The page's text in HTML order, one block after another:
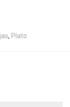
, Plato